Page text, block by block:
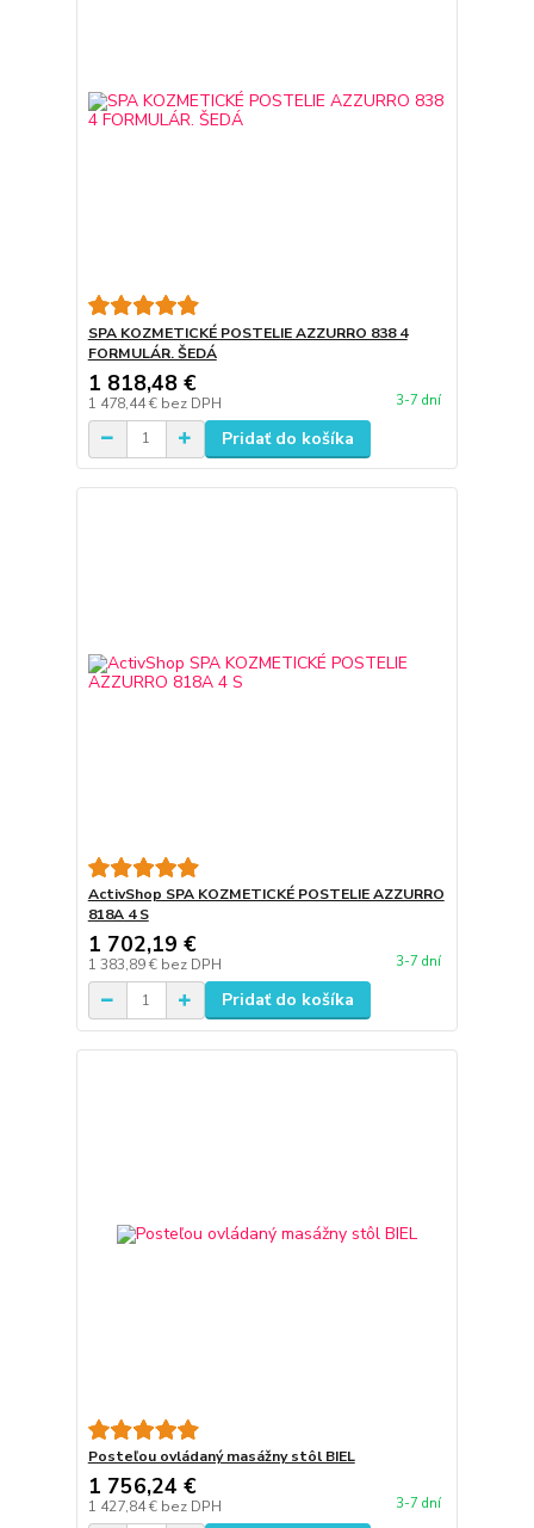
SPA KOZMETICKÉ POSTELIE AZZURRO 838 4
FORMULÁR. ŠEDÁ
1 818,48 €
1 478,44 € bez DPH 3-7 dní
Pridať do košíka
ActivShop SPA KOZMETICKÉ POSTELIE AZZURRO
818A 4 S
1 702,19 €
1 383,89 € bez DPH 3-7 dní
Pridať do košíka
Posteľou ovládaný masážny stôl BIEL
1 756,24 €
1 427,84 € bez DPH 3-7 dní